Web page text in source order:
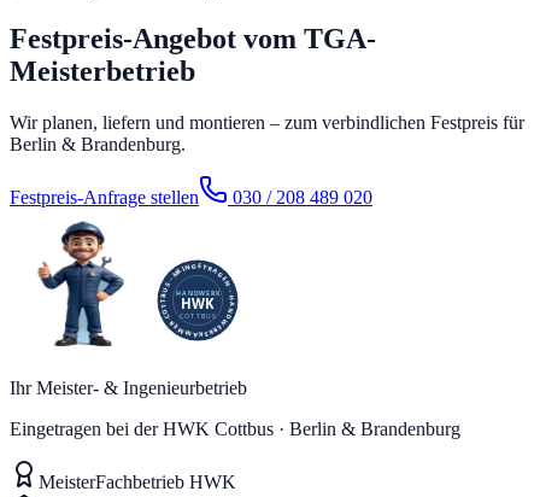
Festpreis-Angebot vom TGA-
Meisterbetrieb
Wir planen, liefern und montieren – zum verbindlichen Festpreis für
Berlin & Brandenburg.
Festpreis-Anfrage stellen 030 / 208 489 020
Ihr Meister- & Ingenieurbetrieb
Eingetragen bei der HWK Cottbus · Berlin & Brandenburg
MeisterFachbetrieb HWK